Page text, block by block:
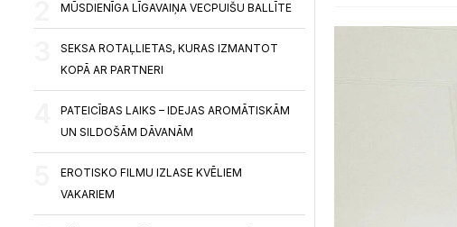
MŪSDIENĪGA LĪGAVAIŅA VECPUIŠU BALLĪTE
SEKSA ROTAĻLIETAS, KURAS IZMANTOT
KOPĀ AR PARTNERI
PATEICĪBAS LAIKS – IDEJAS AROMĀTISKĀM
UN SILDOŠĀM DĀVANĀM
EROTISKO FILMU IZLASE KVĒLIEM
VAKARIEM